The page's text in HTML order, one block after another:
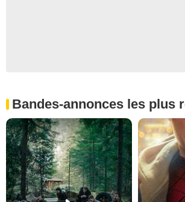
Bandes-annonces les plus